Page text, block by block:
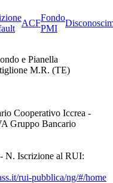
ACF
Fondo
PMI
e Pianella
M.R. (TE)
Cooperativo Iccrea -
Gruppo Bancario
N. Iscrizione al RUI:
rui-pubblica/ng/#/home